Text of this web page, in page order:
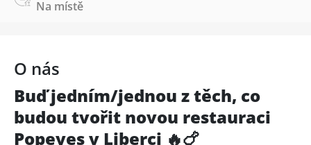
Na místě
O nás
Buď jedním/jednou z těch, co
budou tvořit novou restauraci
Popeyes v Liberci 🔥🍗